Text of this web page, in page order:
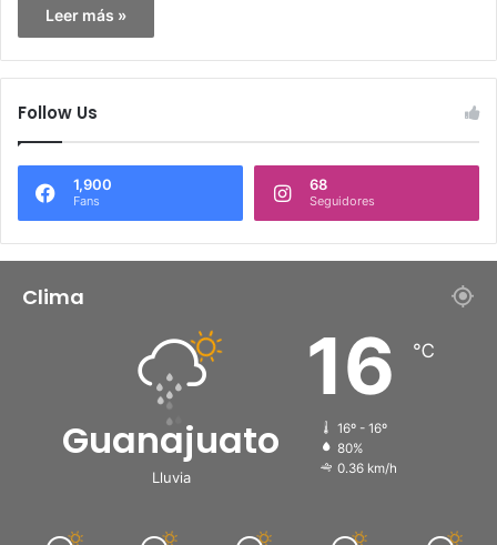
Leer más »
Follow Us
1,900
Fans
68
Seguidores
Clima
Guanajuato
Lluvia
16 ℃
16º - 16º
80%
0.36 km/h